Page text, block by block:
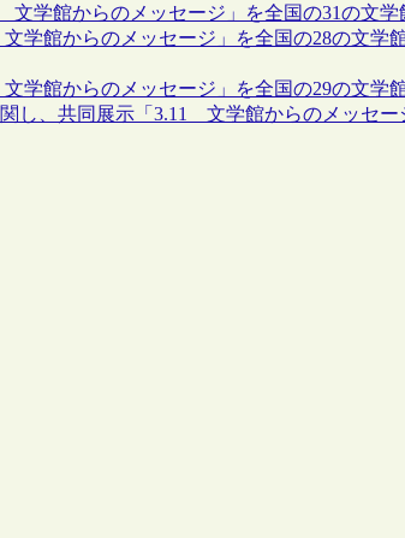
学館からのメッセージ」を全国の31の文学
学館からのメッセージ」を全国の28の文学
学館からのメッセージ」を全国の29の文学
し、共同展示「3.11 文学館からのメッセー